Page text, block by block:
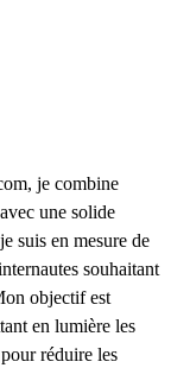
je combine
une solide
suis en mesure de
souhaitant
objectif est
en lumière les
réduire les